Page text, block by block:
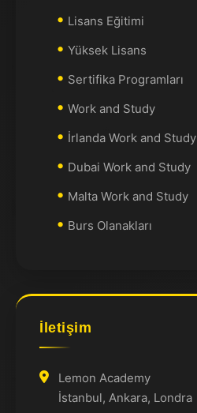
Lisans Eğitimi
Yüksek Lisans
Sertifika Programları
Work and Study
İrlanda Work and Study
Dubai Work and Study
Malta Work and Study
Burs Olanakları
İletişim
Lemon Academy
İstanbul, Ankara, Londra